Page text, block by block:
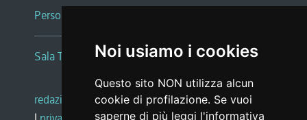
Noi usiamo i cookies
Questo sito NON utilizza alcun
cookie di profilazione. Se vuoi
saperne di più leggi l'informativa
Persone e Uffici
Sala Tiziano Tessitori
redazione web |note legali |glossario